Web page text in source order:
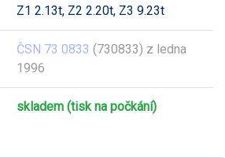
Z1 2.13t, Z2 2.20t, Z3 9.23t
ČSN 73 0833 (730833) z ledna
1996
skladem (tisk na počkání)